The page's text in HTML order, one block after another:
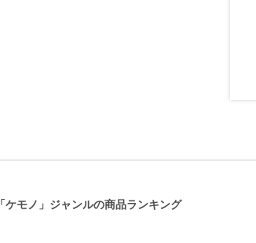
「ケモノ」ジャンルの商品ランキング